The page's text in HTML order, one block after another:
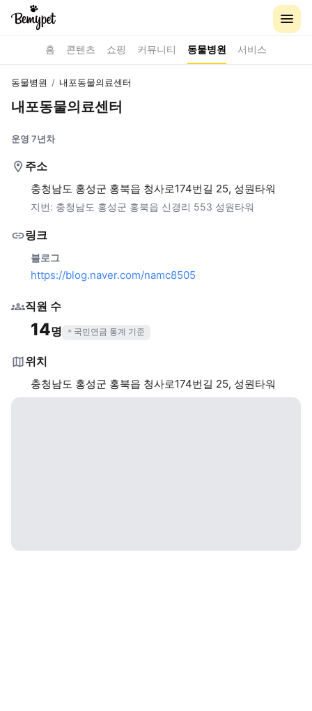
홈 콘텐츠 쇼핑 커뮤니티 동물병원 서비스
동물병원 / 내포동물의료센터
내포동물의료센터
운영 7년차
주소
충청남도 홍성군 홍북읍 청사로174번길 25, 성원타워
지번: 충청남도 홍성군 홍북읍 신경리 553 성원타워
링크
블로그
https://blog.naver.com/namc8505
직원 수
14명 국민연금 통계 기준
위치
충청남도 홍성군 홍북읍 청사로174번길 25, 성원타워